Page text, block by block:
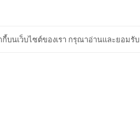
กี้บนเว็บไซต์ของเรา กรุณาอ่านและยอมรับ